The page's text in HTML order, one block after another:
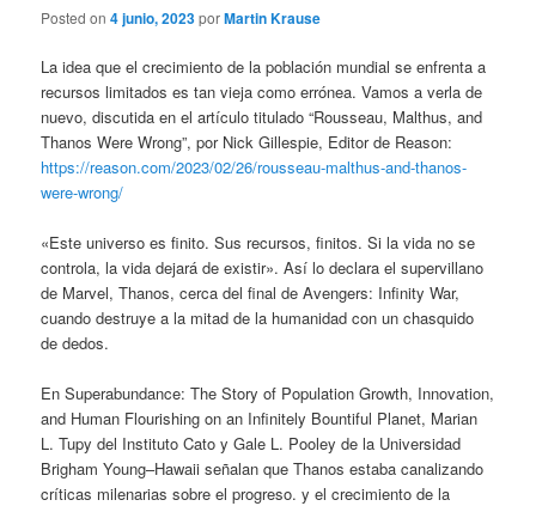
Posted on4 junio, 2023porMartin Krause
La idea que el crecimiento de la población mundial se enfrenta a
recursos limitados es tan vieja como errónea. Vamos a verla de
nuevo, discutida en el artículo titulado “Rousseau, Malthus, and
Thanos Were Wrong”, por Nick Gillespie, Editor de Reason:
https://reason.com/2023/02/26/rousseau-malthus-and-thanos-
were-wrong/
«Este universo es finito. Sus recursos, finitos. Si la vida no se
controla, la vida dejará de existir». Así lo declara el supervillano
de Marvel, Thanos, cerca del final de Avengers: Infinity War,
cuando destruye a la mitad de la humanidad con un chasquido
de dedos.
En Superabundance: The Story of Population Growth, Innovation,
and Human Flourishing on an Infinitely Bountiful Planet, Marian
L. Tupy del Instituto Cato y Gale L. Pooley de la Universidad
Brigham Young–Hawaii señalan que Thanos estaba canalizando
críticas milenarias sobre el progreso. y el crecimiento de la